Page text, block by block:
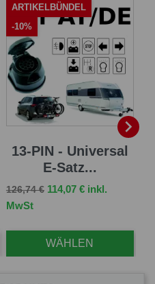
13-PIN - Universal
E-Satz...
Verkaufspreis
126,74 € Preis
114,07 € inkl.
MwSt
WÄHLEN
ARTIKELBÜNDEL
-10%
